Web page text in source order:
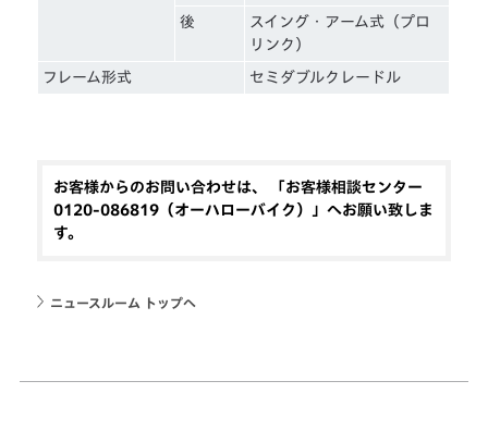
後
スイング・アーム式（プロ
リンク）
フレーム形式 セミダブルクレードル
お客様からのお問い合わせは、 「お客様相談センター
0120-086819（オーハローバイク）」へお願い致しま
す。
ニュースルーム トップへ